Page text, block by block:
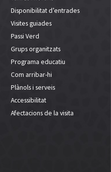
Disponibilitat d’entrades
Visites guiades
Passi Verd
Grups organitzats
Programa educatiu
Com arribar-hi
Plànols i serveis
Accessibilitat
Afectacions de la visita